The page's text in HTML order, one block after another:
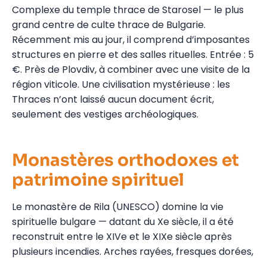
Complexe du temple thrace de Starosel — le plus
grand centre de culte thrace de Bulgarie.
Récemment mis au jour, il comprend d’imposantes
structures en pierre et des salles rituelles. Entrée : 5
€. Près de Plovdiv, à combiner avec une visite de la
région viticole. Une civilisation mystérieuse : les
Thraces n’ont laissé aucun document écrit,
seulement des vestiges archéologiques.
Monastères orthodoxes et
patrimoine spirituel
Le monastère de Rila (UNESCO) domine la vie
spirituelle bulgare — datant du Xe siècle, il a été
reconstruit entre le XIVe et le XIXe siècle après
plusieurs incendies. Arches rayées, fresques dorées,